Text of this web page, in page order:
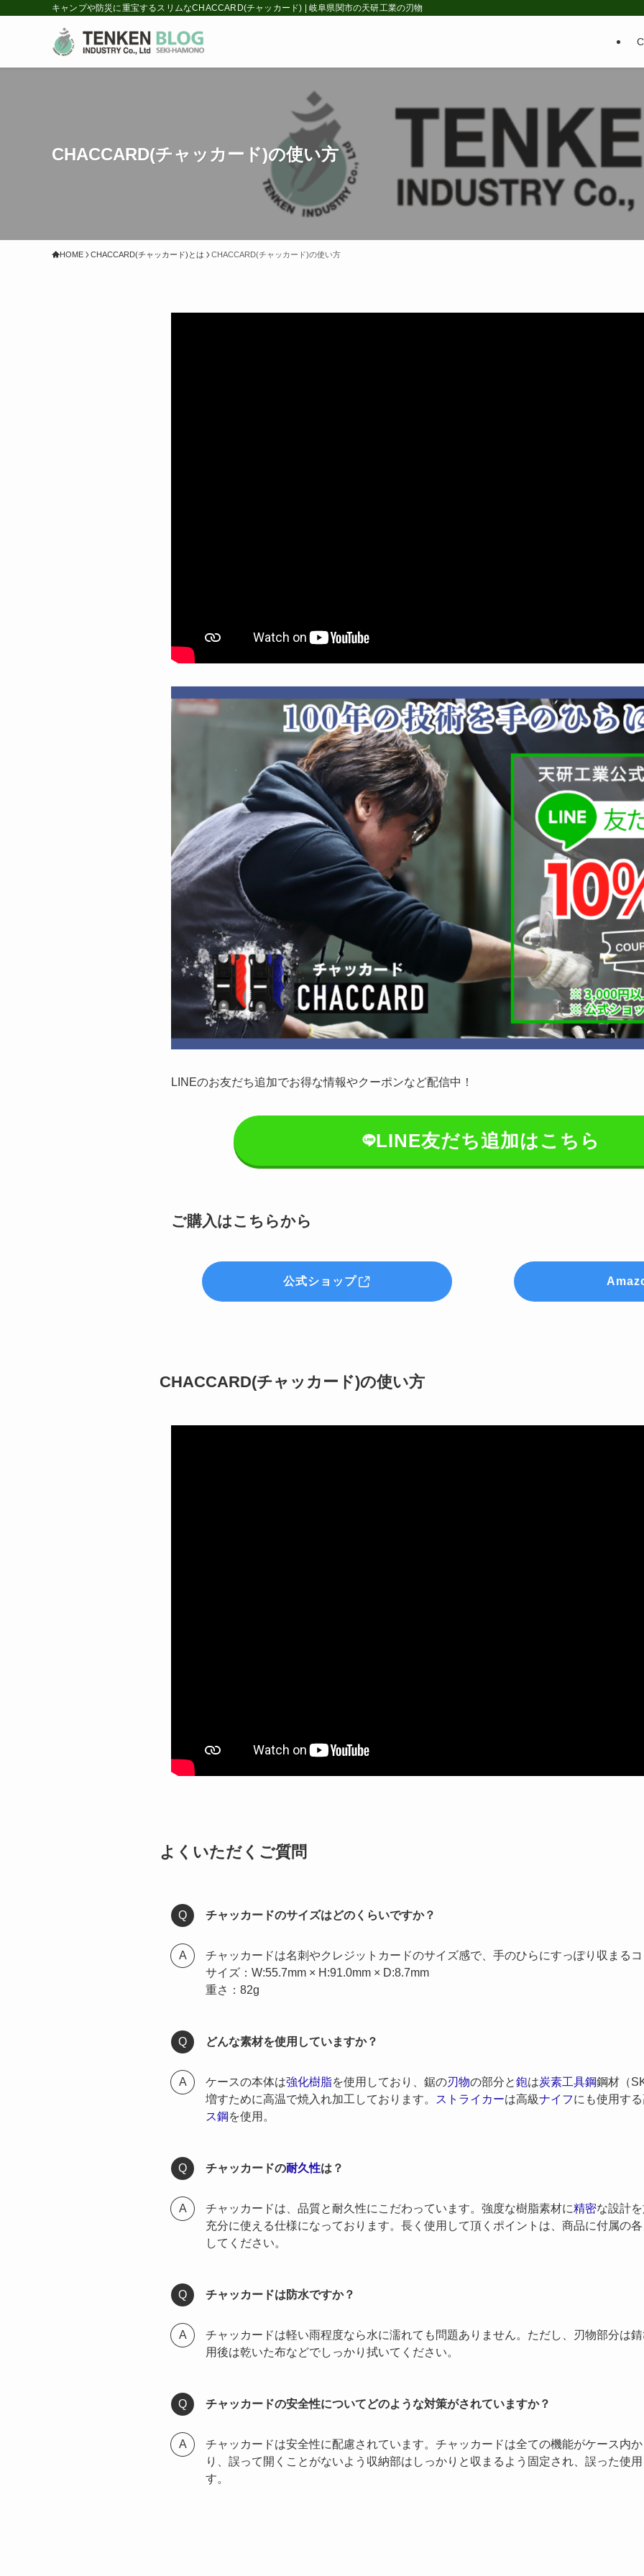
キャンプや防災に重宝するスリムなCHACCARD(チャッカード) | 岐阜県関市の天研工業の刃物
CHACCARD(チャッカード)の使い方
HOME CHACCARD(チャッカード)とは CHACCARD(チャッカード)の使い方
LINEのお友だち追加でお得な情報やクーポンなど配信中！
LINE友だち追加はこちら
ご購入はこちらから
公式ショップ
CHACCARD(チャッカード)の使い方
よくいただくご質問
チャッカードのサイズはどのくらいですか？
チャッカードは名刺やクレジットカードのサイズ感で、手のひらにすっぽり収まる
サイズ：W:55.7mm × H:91.0mm × D:8.7mm
重さ：82g
どんな素材を使用していますか？
ケースの本体は強化樹脂を使用しており、鋸の刃物の部分と鉋は炭素工具鋼鋼材（
増すために高温で焼入れ加工しております。
ストライカーは高級ナイフにも使用す
ス鋼 を使用。
チャッカードの耐久性は？
チャッカードは、品質と耐久性にこだわっています。強度な樹脂素材に精密な設計
充分に使える仕様になっております。長く使用して頂くポイントは、商品に付属の
してください。
チャッカードは防水ですか？
チャッカードは軽い雨程度なら水に濡れても問題ありません。ただし、刃物部分は
用後は乾いた布などでしっかり拭いてください。
チャッカードの安全性についてどのような対策がされていますか？
チャッカードは安全性に配慮されています。チャッカードは全ての機能がケース内
り、誤って開くことがないよう収納部はしっかりと収まるよう固定され、誤った使
す。